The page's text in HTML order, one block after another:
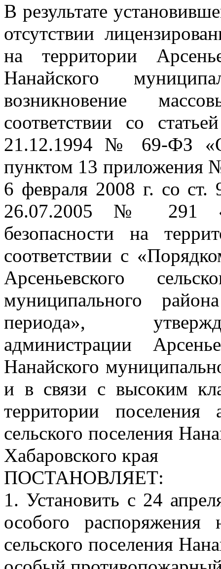
В результате
отсутствии
на территории
Нанайского
возникновение
соответствии со
21.12.1994 № 69-ФЗ «О
пунктом 13
6 февраля 2008 г. со ст.
26.07.2005 № 291
безопасности на
соответствии с
Арсеньевского
муниципального
периода»,
администрации
Нанайского
и в связи с высоким
территории поселения
сельского поселения
Хабаровского края
ПОСТАНОВЛЯЕТ:
1. Установить с 24
особого распоряжения
сельского поселения